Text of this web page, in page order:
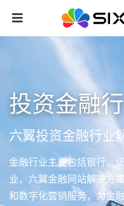
投资金融
六翼投资金融行业
金融行业主要包括银行、
业，六翼金融网站解决方
和数字化营销服务，为金